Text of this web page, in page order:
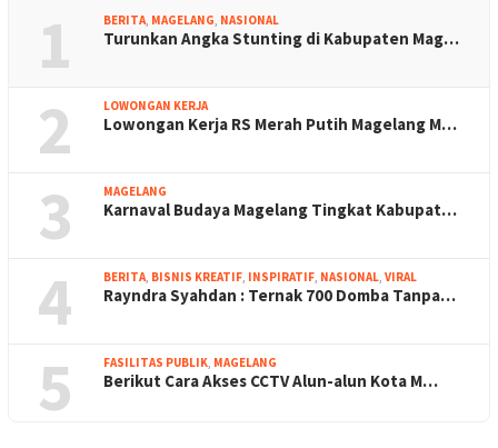
1 BERITA, MAGELANG, NASIONAL
Turunkan Angka Stunting di Kabupaten Mag…
2 LOWONGAN KERJA
Lowongan Kerja RS Merah Putih Magelang M…
3 MAGELANG
Karnaval Budaya Magelang Tingkat Kabupat…
4 BERITA, BISNIS KREATIF, INSPIRATIF, NASIONAL, VIRAL
Rayndra Syahdan : Ternak 700 Domba Tanpa…
5 FASILITAS PUBLIK, MAGELANG
Berikut Cara Akses CCTV Alun-alun Kota M…